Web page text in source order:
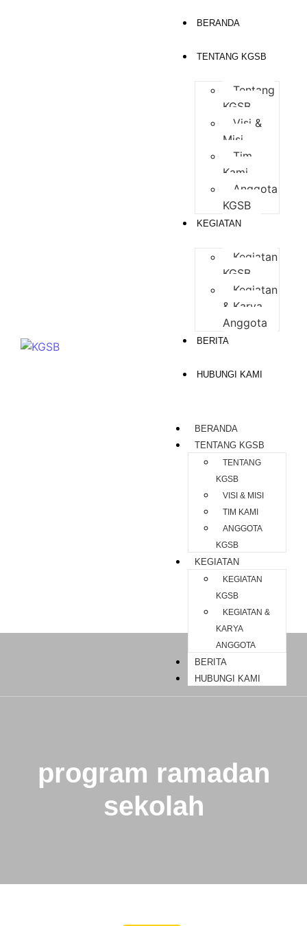
BERANDA
TENTANG KGSB
Tentang
KGSB
Visi &
Misi
Tim
Kami
Anggota
KGSB
KEGIATAN
Kegiatan
KGSB
Kegiatan
& Karya
Anggota
BERITA
HUBUNGI KAMI
BERANDA
TENTANG KGSB
TENTANG
KGSB
VISI & MISI
TIM KAMI
ANGGOTA
KGSB
KEGIATAN
KEGIATAN
KGSB
KEGIATAN &
KARYA
ANGGOTA
BERITA
HUBUNGI KAMI
program ramadan
sekolah